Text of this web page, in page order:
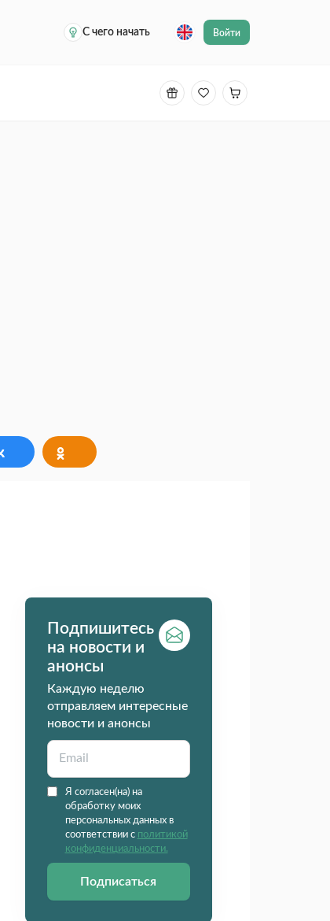
С чего начать
Войти
Подпишитесь
на новости и
анонсы
Каждую неделю
отправляем интересные
новости и анонсы
Я согласен(на) на
обработку моих
персональных данных в
соответствии с политикой
конфиденциальности.
Подписаться